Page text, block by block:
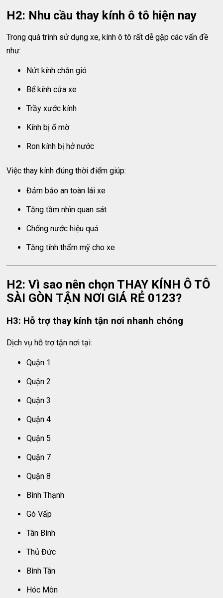
H2: Nhu cầu thay kính ô tô hiện nay
Trong quá trình sử dụng xe, kính ô tô rất dễ gặp các vấn đề
như:
Nứt kính chắn gió
Bể kính cửa xe
Trầy xước kính
Kính bị ố mờ
Ron kính bị hở nước
Việc thay kính đúng thời điểm giúp:
Đảm bảo an toàn lái xe
Tăng tầm nhìn quan sát
Chống nước hiệu quả
Tăng tính thẩm mỹ cho xe
H2: Vì sao nên chọn THAY KÍNH Ô TÔ
SÀI GÒN TẬN NƠI GIÁ RẺ 0123?
H3: Hỗ trợ thay kính tận nơi nhanh chóng
Dịch vụ hỗ trợ tận nơi tại:
Quận 1
Quận 2
Quận 3
Quận 4
Quận 5
Quận 7
Quận 8
Bình Thạnh
Gò Vấp
Tân Bình
Thủ Đức
Bình Tân
Hóc Môn